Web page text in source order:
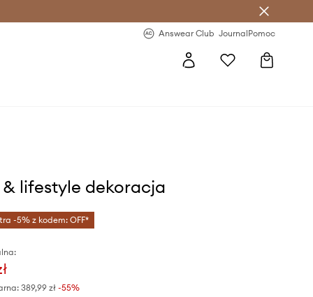
Answear Club JournalPomoc
lifestyle dekoracja
-5% z kodem: OFF*
389,99 zł-55%